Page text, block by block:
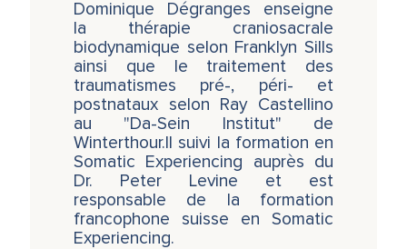
Dominique Dégranges enseigne
la thérapie craniosacrale
biodynamique selon Franklyn Sills
ainsi que le traitement des
traumatismes pré-, péri- et
postnataux selon Ray Castellino
au "Da-Sein Institut" de
Winterthour.Il suivi la formation en
Somatic Experiencing auprès du
Dr. Peter Levine et est
responsable de la formation
francophone suisse en Somatic
Experiencing.